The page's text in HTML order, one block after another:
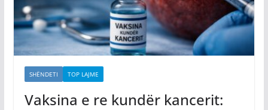
SHËNDETI TOP LAJME
Vaksina e re kundër kancerit: